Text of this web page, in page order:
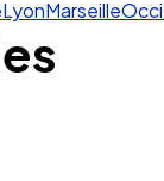
LyonMarseille